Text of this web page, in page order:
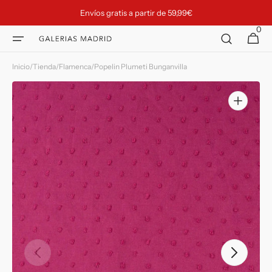
al contenido
Envíos gratis a partir de 59,99€
Galerias Madrid Carrito
0
artículos
Inicio/Tienda/Flamenca/Popelin Plumeti Bunganvilla
Abrir
elemento